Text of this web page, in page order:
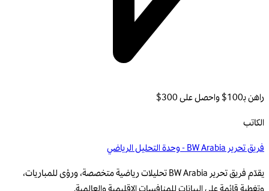
راهن بـ100$ واحصل على 300$
الكاتب
فريق تحرير BW Arabia - وحدة التحليل الرياضي
يقدّم فريق تحرير BW Arabia تحليلات رياضية متخصصة، ورؤى للمباريات،